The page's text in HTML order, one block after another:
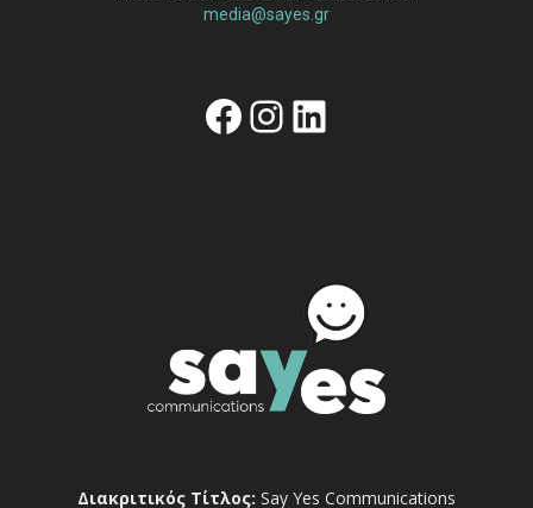
media@sayes.gr
Facebook
Instagram
Linkedin
Διακριτικός Τίτλος: Say Yes Communications